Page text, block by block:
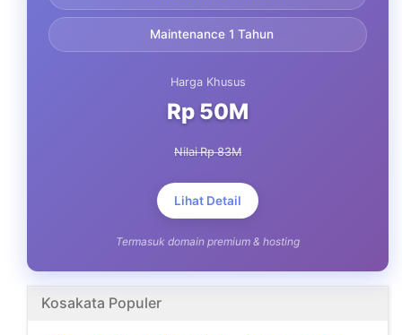
Maintenance 1 Tahun
Harga Khusus
Rp 50M
Nilai Rp 83M
Lihat Detail
Termasuk domain premium & hosting
Kosakata Populer